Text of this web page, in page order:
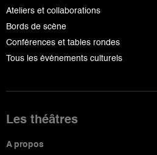
Ateliers et collaborations
Bords de scène
Conférences et tables rondes
Tous les événements culturels
Les théâtres
A propos